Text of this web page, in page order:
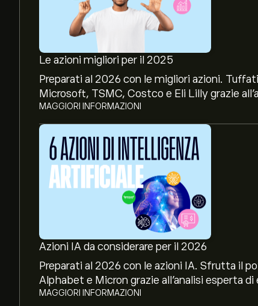
Le azioni migliori per il 2025
Preparati al 2026 con le migliori azioni.
Microsoft, TSMC, Costco e Eli Lilly grazie
MAGGIORI INFORMAZIONI
Azioni IA da considerare per il 2026
Preparati al 2026 con le azioni IA. Sfrutta il
Alphabet e Micron grazie all’analisi esperta di
MAGGIORI INFORMAZIONI
Il prezzo attuale di PDBC è 17.25‎$‎
Il massimo storico di Invesco Optimum
è di 20.76‎$‎